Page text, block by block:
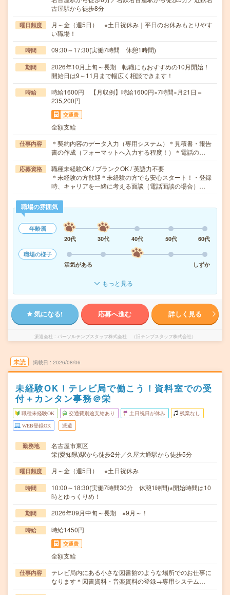
古屋駅から徒歩8分
曜日頻度
月～金（週5日） ※土日祝休み｜平日のお休みもとりやす
い職場！
時間 09:30～17:30(実働7時間 休憩1時間)
期間
2026年10月上旬～長期 転職にもおすすめの10月開始！
開始日は9～11月まで幅広く相談できます！
時給
時給1600円 【月収例】時給1600円×7時間×月21日＝
235,200円
交通費
全額支給
仕事内容
＊契約内容のデータ入力（専用システム）＊見積書・報告
書の作成（フォーマットへ入力する程度！）＊電話の…
応募資格
職種未経験OK / ブランクOK / 英語力不要
＊未経験の方歓迎＊未経験の方でも安心スタート！・登録
時、キャリアを一緒に考える面談（電話面談の場合）…
職場の雰囲気
年齢層
20代
30代 40代 50代
60代
職場の様子
活気がある
しずか
もっと見る
気になる! 応募へ進む 詳しく見る
派遣会社 パーソルテンプスタッフ株式会社 （旧テンプスタッフ株式会社）
未読 掲載日 2026/08/06
未経験OK！テレビ局で働こう！資料室での受
付＋カンタン事務＠栄
職種未経験OK 交通費別途支給あり 土日祝日が休み 残業なし
WEB登録OK 派遣
勤務地
名古屋市東区
栄(愛知県)駅から徒歩2分／久屋大通駅から徒歩5分
曜日頻度 月～金（週5日） ※土日祝休み
時間
10:00～18:30(実働7時間30分 休憩1時間)※開始時間は10
時とゆっくりめ！
期間 2026年09月中旬～長期 ※9月～！
時給 時給1450円
交通費
全額支給
仕事内容
テレビ局内にある小さな図書館のような場所でのお仕事に
なります＊図書資料・音楽資料の登録→専用システム…